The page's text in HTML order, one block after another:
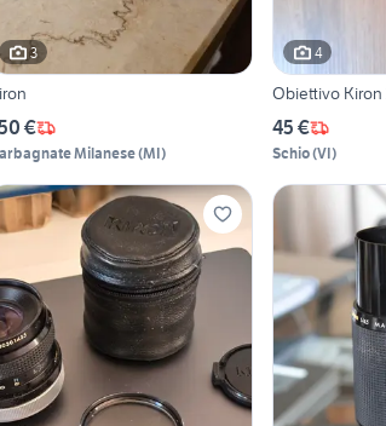
3
€
Milanese(MI)
4
Obiettivo Kiron
45 €
Schio(VI)